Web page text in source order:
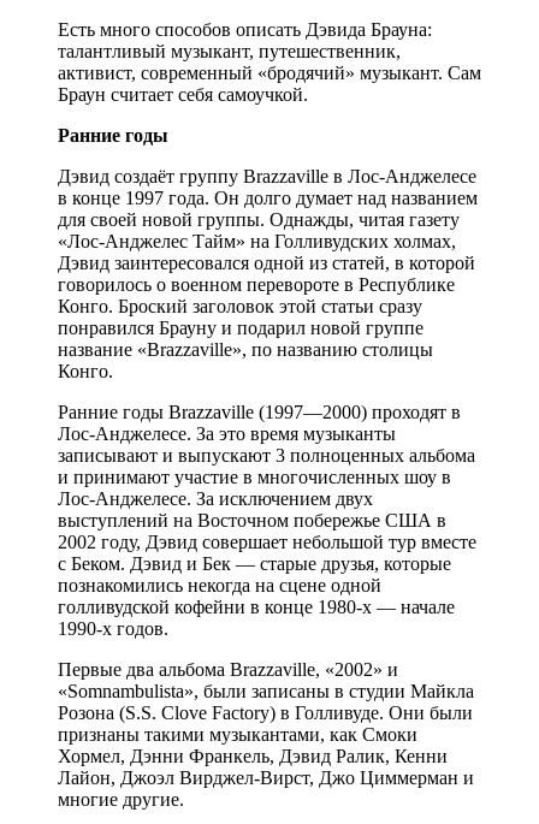
Есть много способов описать Дэвида Брауна:
талантливый музыкант, путешественник,
активист, современный «бродячий» музыкант. Сам
Браун считает себя самоучкой.
Ранние годы
Дэвид создаёт группу Brazzaville в Лос-Анджелесе
в конце 1997 года. Он долго думает над названием
для своей новой группы. Однажды, читая газету
«Лос-Анджелес Тайм» на Голливудских холмах,
Дэвид заинтересовался одной из статей, в которой
говорилось о военном перевороте в Республике
Конго. Броский заголовок этой статьи сразу
понравился Брауну и подарил новой группе
название «Brazzaville», по названию столицы
Конго.
Ранние годы Brazzaville (1997—2000) проходят в
Лос-Анджелесе. За это время музыканты
записывают и выпускают 3 полноценных альбома
и принимают участие в многочисленных шоу в
Лос-Анджелесе. За исключением двух
выступлений на Восточном побережье США в
2002 году, Дэвид совершает небольшой тур вместе
с Беком. Дэвид и Бек — старые друзья, которые
познакомились некогда на сцене одной
голливудской кофейни в конце 1980-х — начале
1990-х годов.
Первые два альбома Brazzaville, «2002» и
«Somnambulista», были записаны в студии Майкла
Розона (S.S. Clove Factory) в Голливуде. Они были
признаны такими музыкантами, как Смоки
Хормел, Дэнни Франкель, Дэвид Ралик, Кенни
Лайон, Джоэл Вирджел-Вирст, Джо Циммерман и
многие другие.